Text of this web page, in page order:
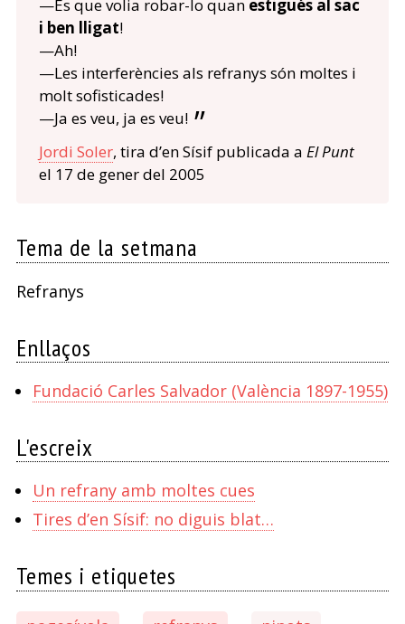
—És que volia robar-lo quan estigués al sac
i ben lligat!
—Ah!
—Les interferències als refranys són moltes i
molt sofisticades!
—Ja es veu, ja es veu!
Jordi Soler, tira d’en Sísif publicada a El Punt
el 17 de gener del 2005
Tema de la setmana
Refranys
Enllaços
Fundació Carles Salvador (València 1897-1955)
L'escreix
Un refrany amb moltes cues
Tires d’en Sísif: no diguis blat…
Temes i etiquetes